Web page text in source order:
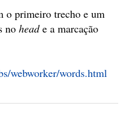
o primeiro trecho e um
no heade a marcação
webworker/words.html